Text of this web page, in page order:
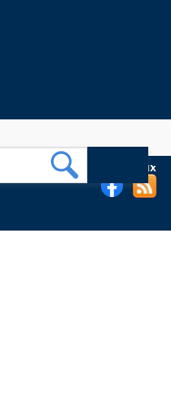
sur les réseaux sociaux